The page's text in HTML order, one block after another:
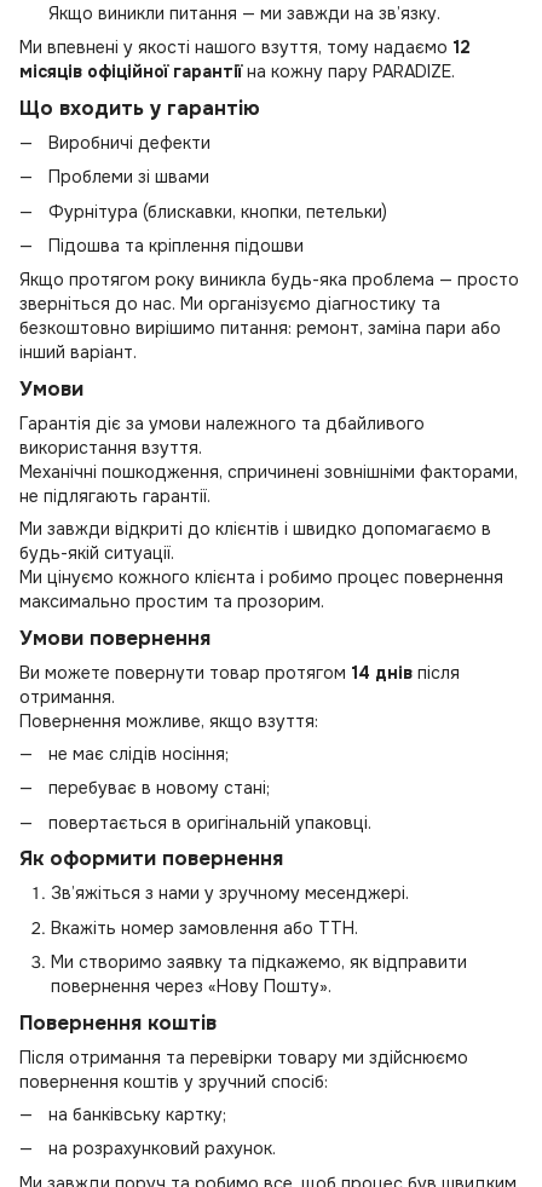
Якщо виникли питання — ми завжди на зв’язку.
Ми впевнені у якості нашого взуття, тому надаємо 12
місяців офіційної гарантіїна кожну пару PARADIZE.
Що входить у гарантію
Виробничі дефекти
Проблеми зі швами
Фурнітура (блискавки, кнопки, петельки)
Підошва та кріплення підошви
Якщо протягом року виникла будь-яка проблема — просто
зверніться до нас. Ми організуємо діагностику та
безкоштовно вирішимо питання: ремонт, заміна пари або
інший варіант.
Умови
Гарантія діє за умови належного та дбайливого
використання взуття.
Механічні пошкодження, спричинені зовнішніми факторами,
не підлягають гарантії.
Ми завжди відкриті до клієнтів і швидко допомагаємо в
будь-якій ситуації.
Ми цінуємо кожного клієнта і робимо процес повернення
максимально простим та прозорим.
Умови повернення
Ви можете повернути товар протягом 14 днів після
отримання.
Повернення можливе, якщо взуття:
не має слідів носіння;
перебуває в новому стані;
повертається в оригінальній упаковці.
Як оформити повернення
Зв’яжіться з нами у зручному месенджері.
Вкажіть номер замовлення або ТТН.
Ми створимо заявку та підкажемо, як відправити
повернення через «Нову Пошту».
Повернення коштів
Після отримання та перевірки товару ми здійснюємо
повернення коштів у зручний спосіб:
на банківську картку;
на розрахунковий рахунок.